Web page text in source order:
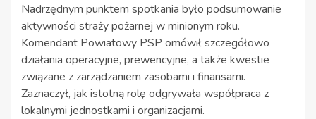
Nadrzędnym punktem spotkania było podsumowanie
aktywności straży pożarnej w minionym roku.
Komendant Powiatowy PSP omówił szczegółowo
działania operacyjne, prewencyjne, a także kwestie
związane z zarządzaniem zasobami i finansami.
Zaznaczył, jak istotną rolę odgrywała współpraca z
lokalnymi jednostkami i organizacjami.